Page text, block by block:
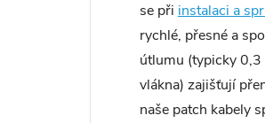
se při instalaci a
rychlé, přesné a
útlumu (typicky
vlákna) zajišťují
naše patch kabely